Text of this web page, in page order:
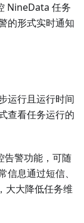
NineData 任务
的形式实时通知
运行且运行时间
查看任务运行的
告警功能，可随
息通过短信、
大大降低任务维